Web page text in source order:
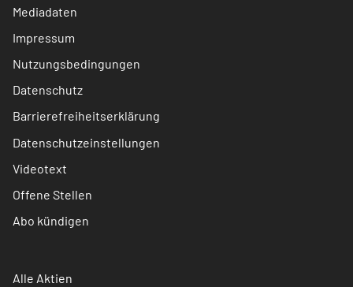
Mediadaten
Impressum
Nutzungsbedingungen
Datenschutz
Barrierefreiheitserklärung
Datenschutzeinstellungen
Videotext
Offene Stellen
Abo kündigen
Alle Aktien